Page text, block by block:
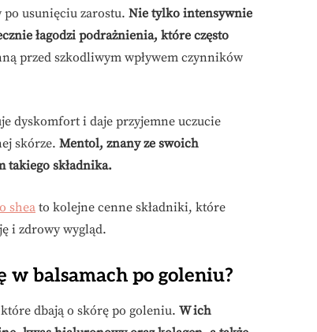
usunięciu zarostu. Nie tylko intensywnie
łagodzi podrażnienia, które często
przed szkodliwym wpływem czynników
dyskomfort i daje przyjemne uczucie
skórze. Mentol, znany ze swoich
takiego składnika.
sheato kolejne cenne składniki, które
i zdrowy wygląd.
balsamach po goleniu?
dbają o skórę po goleniu. W ich